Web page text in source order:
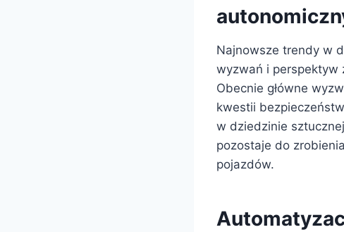
Najnowsze trendy w
wyzwań i perspektyw
Obecnie główne
kwestii
w dziedzinie
pozostaje do
pojazdów.